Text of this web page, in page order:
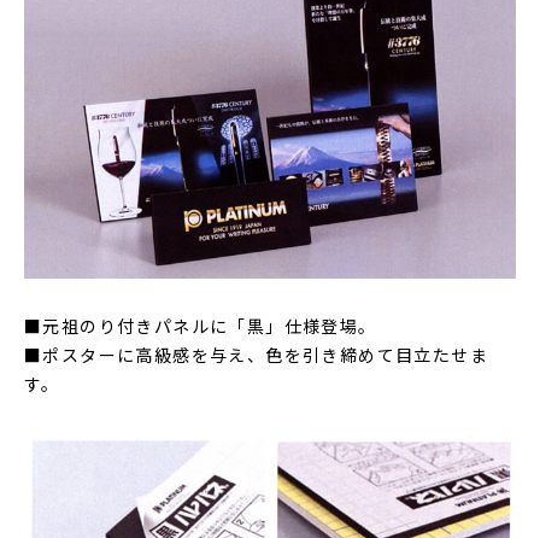
■元祖のり付きパネルに「黒」仕様登場。
■ポスターに高級感を与え、色を引き締めて目立たせま
す。